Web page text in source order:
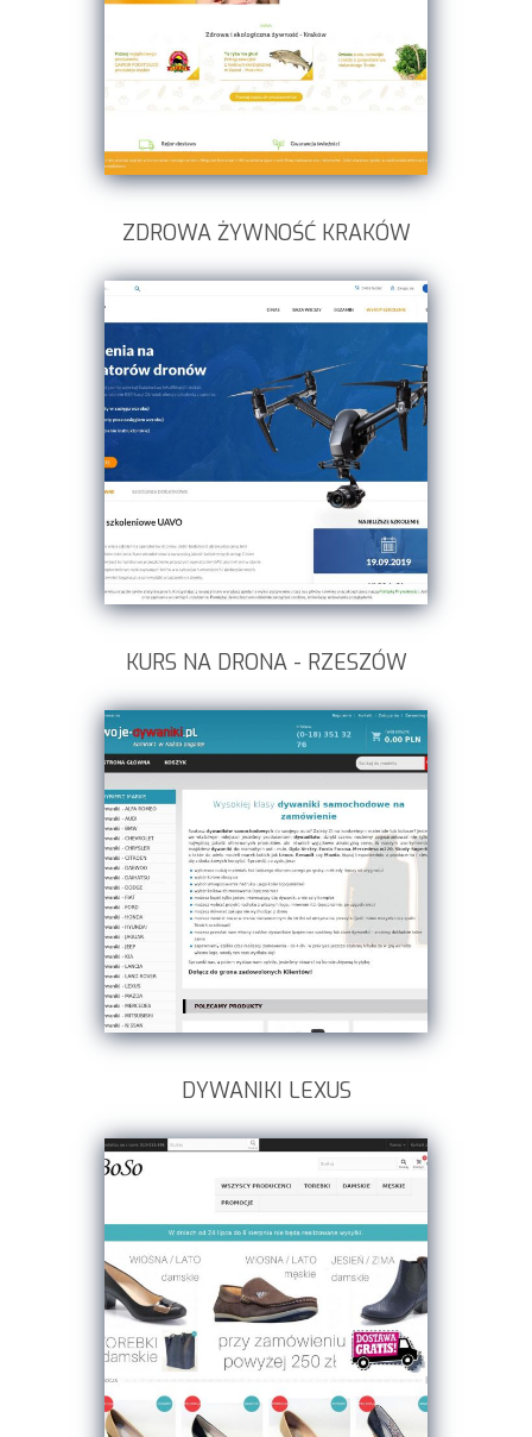
ZDROWA ŻYWNOŚĆ KRAKÓW
KURS NA DRONA - RZESZÓW
DYWANIKI LEXUS